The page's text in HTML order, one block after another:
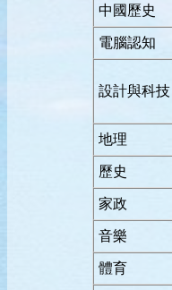
中國歷史
電腦認知
設計與科技
地理
歷史
家政
音樂
體育